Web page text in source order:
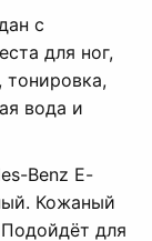
с
для ног,
тонировка,
вода и
Benz E-
Кожаный
для